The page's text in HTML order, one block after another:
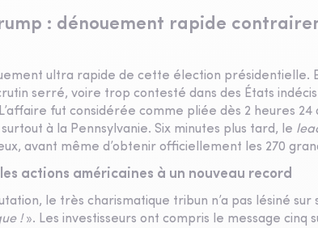
: dénouement rapide
ultra rapide de cette élection présidentielle.
serré, voire trop contesté dans des États
fut considérée comme pliée dès 2 heures
à la Pennsylvanie. Six minutes plus tard, le
avant même d’obtenir officiellement les 270
actions américaines à un nouveau record
le très charismatique tribun n’a pas lésiné sur
!». Les investisseurs ont compris le message cinq